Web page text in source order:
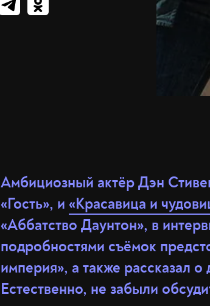
Амбициозный актёр Дэн
«Гость», и «Красавица и
«Аббатство Даунтон», в
подробностями съёмок
империя», а также рассказал о
Естественно, не забыли